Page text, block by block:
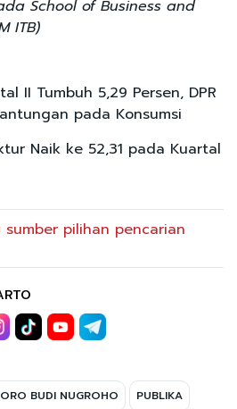
School of Business and
ITB)
II Tumbuh 5,29 Persen, DPR
pada Konsumsi
Naik ke 52,31 pada Kuartal
sumber pilihan pencarian
BUDI NUGROHO PUBLIKA